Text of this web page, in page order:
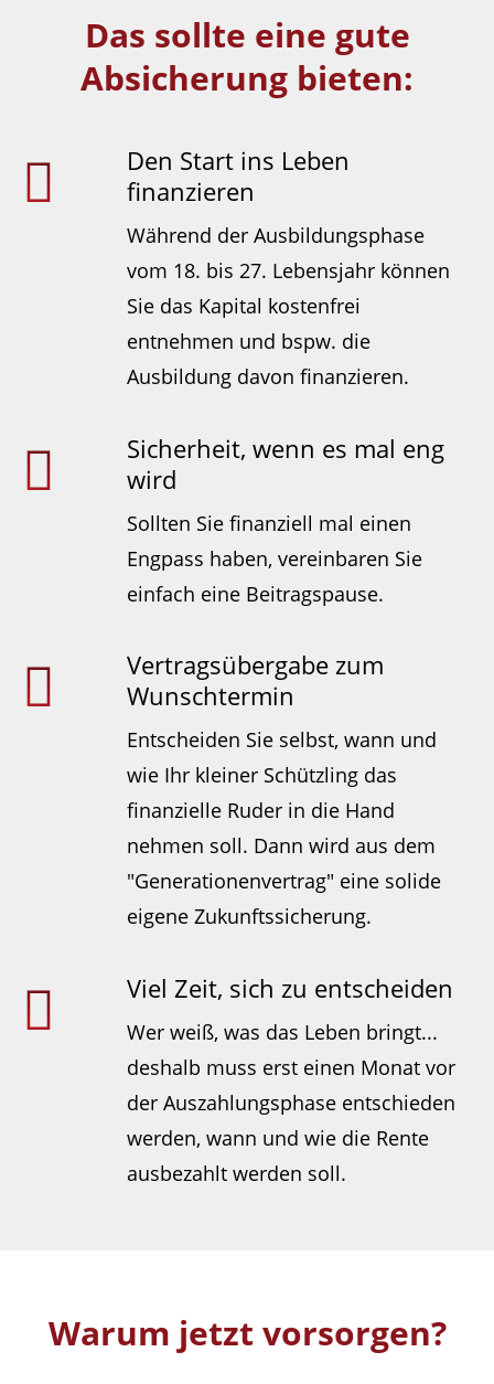
Das sollte eine gute
Absicherung bieten:
Den Start ins Leben
finanzieren
Während der Ausbildungsphase
vom 18. bis 27. Lebensjahr können
Sie das Kapital kostenfrei
entnehmen und bspw. die
Ausbildung davon finanzieren.
Sicherheit, wenn es mal eng
wird
Sollten Sie finanziell mal einen
Engpass haben, vereinbaren Sie
einfach eine Beitragspause.
Vertragsübergabe zum
Wunschtermin
Entscheiden Sie selbst, wann und
wie Ihr kleiner Schützling das
finanzielle Ruder in die Hand
nehmen soll. Dann wird aus dem
"Generationenvertrag" eine solide
eigene Zukunftssicherung.
Viel Zeit, sich zu entscheiden
Wer weiß, was das Leben bringt...
deshalb muss erst einen Monat vor
der Auszahlungsphase entschieden
werden, wann und wie die Rente
ausbezahlt werden soll.
Warum jetzt vorsorgen?